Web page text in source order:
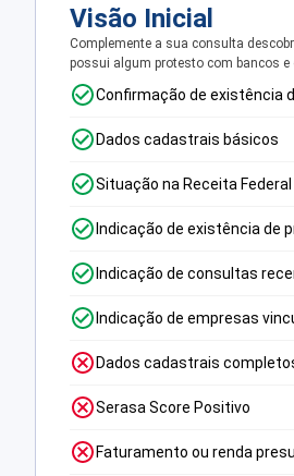
Visão Inicial
Complemente a sua consulta
possui algum protesto com bancos e
Confirmação de existência
Dados cadastrais básicos
Situação na Receita Federal
Indicação de existência de
Indicação de consultas
Indicação de empresas
Dados cadastrais
Serasa Score Positivo
Faturamento ou renda